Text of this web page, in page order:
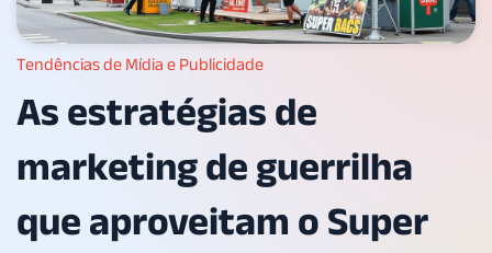
Tendências de Mídia e Publicidade
As estratégias de
marketing de guerrilha
que aproveitam o Super